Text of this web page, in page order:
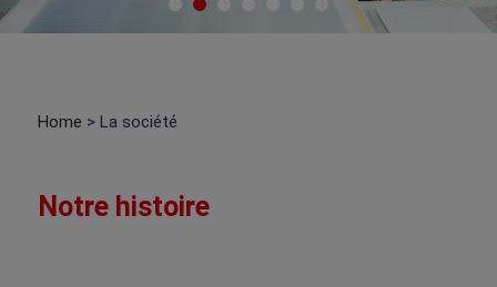
Home > La société
Notre histoire